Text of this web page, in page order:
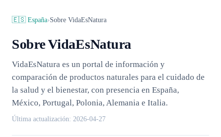
🇪🇸 España›Sobre VidaEsNatura
Sobre VidaEsNatura
VidaEsNatura es un portal de información y
comparación de productos naturales para el cuidado de
la salud y el bienestar, con presencia en España,
México, Portugal, Polonia, Alemania e Italia.
Última actualización: 2026-04-27